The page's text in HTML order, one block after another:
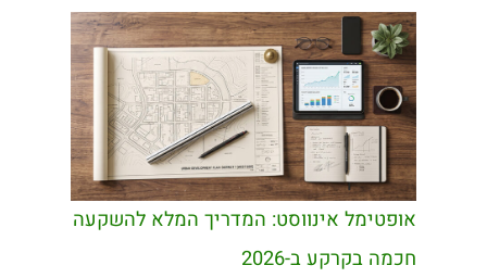
אופטימל אינווסט: המדריך המלא להשקעה
חכמה בקרקע ב-2026